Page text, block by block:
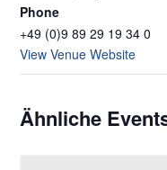
Phone
+49 (0)9 89 29 19 34 0
View Venue Website
Ähnliche